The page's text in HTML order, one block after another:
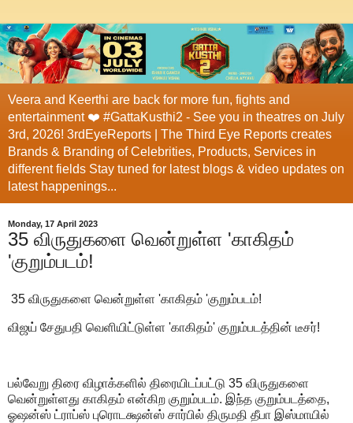
Veera and Keerthi are back for more fun, fights and
entertainment ❤️ #GattaKusthi2 - See you in theatres on July
3rd, 2026! 3rdEyeReports | The Third Eye Reports creates
Brands & Branding of Celebrities, Products, Services in
different fields Stay tuned for latest blogs & video updates on
latest happenings...
Monday, 17 April 2023
35 விருதுகளை வென்றுள்ள 'காகிதம்
'குறும்படம்!
35 விருதுகளை வென்றுள்ள 'காகிதம் 'குறும்படம்!
விஜய் சேதுபதி வெளியிட்டுள்ள 'காகிதம்' குறும்படத்தின் டீசர்!
பல்வேறு திரை விழாக்களில் திரையிடப்பட்டு 35 விருதுகளை
வென்றுள்ளது காகிதம் என்கிற குறும்படம். இந்த குறும்படத்தை,
ஓஷன்ஸ் ட்ராப்ஸ் புரொடக்ஷன்ஸ் சார்பில் திருமதி தீபா இஸ்மாயில்